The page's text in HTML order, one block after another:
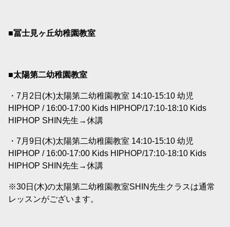
■冨士見ヶ丘幼稚園教室
■太陽第二幼稚園教室
・7月2日(木)太陽第二幼稚園教室 14:10-15:10 幼児
HIPHOP / 16:00-17:00 Kids HIPHOP/17:10-18:10 Kids
HIPHOP SHIN先生→休講
・7月9日(木)太陽第二幼稚園教室 14:10-15:10 幼児
HIPHOP / 16:00-17:00 Kids HIPHOP/17:10-18:10 Kids
HIPHOP SHIN先生→休講
※30日(木)の太陽第二幼稚園教室SHIN先生クラスは通常
レッスンがございます。